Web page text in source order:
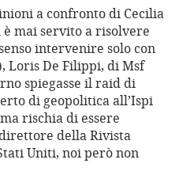
a confronto di Cecilia
è mai servito a risolvere
intervenire solo con
Loris De Filippi, di Msf
spiegasse il raid di
di geopolitica all’Ispi
rischia di essere
della Rivista
Uniti, noi però non